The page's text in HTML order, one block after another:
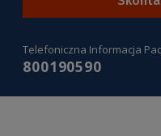
Telefoniczna Informacja
800190590